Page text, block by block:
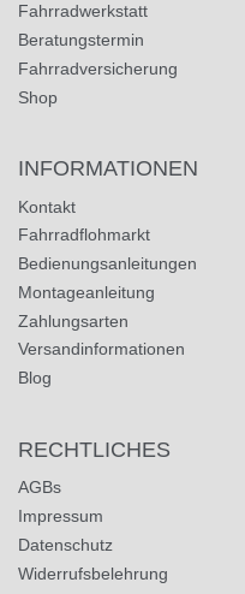
Fahrradwerkstatt
Beratungstermin
Fahrradversicherung
Shop
INFORMATIONEN
Kontakt
Fahrradflohmarkt
Bedienungsanleitungen
Montageanleitung
Zahlungsarten
Versandinformationen
Blog
RECHTLICHES
AGBs
Impressum
Datenschutz
Widerrufsbelehrung